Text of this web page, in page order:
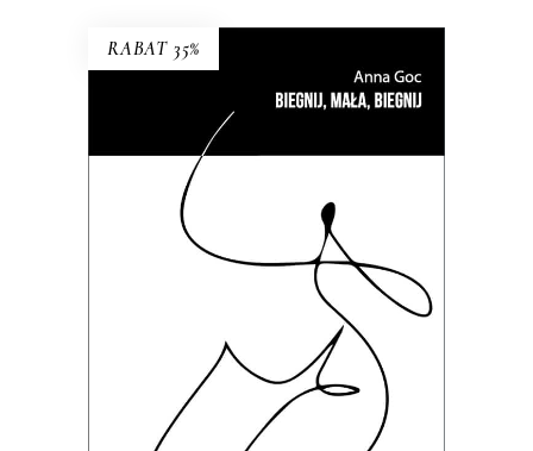
RABAT 35%
BIEGNIJ, MAŁA, BIEGNIJ
To kameralne reportaże o
intymnych tragediach, zmaganiach
z systemem i doświadczeniach nie
do zapomnienia.
54.90 35.69zł
KSIĄŻKA DO KOSZYKA